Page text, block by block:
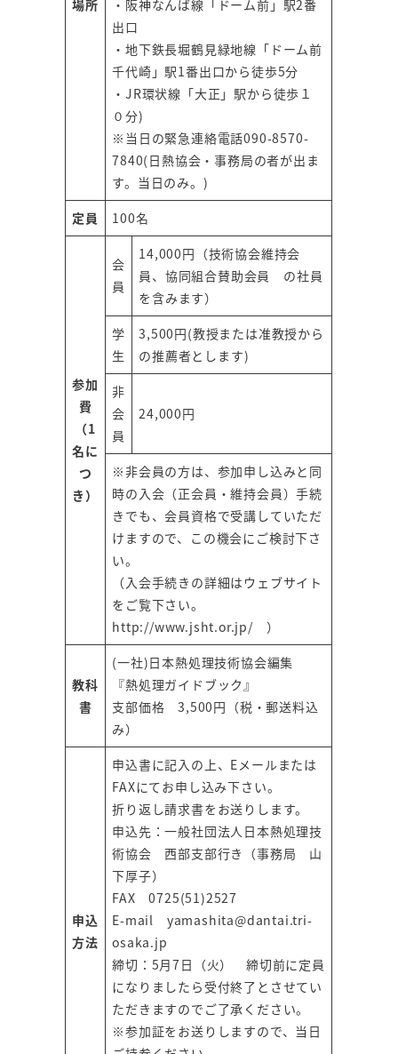
場所
・阪神なんば線「ドーム前」駅2番
出口
・地下鉄長堀鶴見緑地線「ドーム前
千代崎」駅1番出口から徒歩5分
・JR環状線「大正」駅から徒歩１
０分)
※当日の緊急連絡電話090-8570-
7840(日熱協会・事務局の者が出ま
す。当日のみ。)
定員
100名
参加
費
（1
名に
つ
き）
会
員
14,000円（技術協会維持会
員、協同組合賛助会員 の社員
を含みます）
学
生
3,500円(教授または准教授から
の推薦者とします)
非
会
員
24,000円
※非会員の方は、参加申し込みと同
時の入会（正会員・維持会員）手続
きでも、会員資格で受講していただ
けますので、この機会にご検討下さ
い。
（入会手続きの詳細はウェブサイト
をご覧下さい。
http://www.jsht.or.jp/ ）
教科
書
(一社)日本熱処理技術協会編集
『熱処理ガイドブック』
支部価格 3,500円（税・郵送料込
み）
申込
方法
申込書に記入の上、Eメールまたは
FAXにてお申し込み下さい。
折り返し請求書をお送りします。
申込先：一般社団法人日本熱処理技
術協会 西部支部行き（事務局 山
下厚子）
FAX 0725(51)2527
E-mail yamashita@dantai.tri-
osaka.jp
締切：5月7日（火） 締切前に定員
になりましたら受付終了とさせてい
ただきますのでご了承ください。
※参加証をお送りしますので、当日